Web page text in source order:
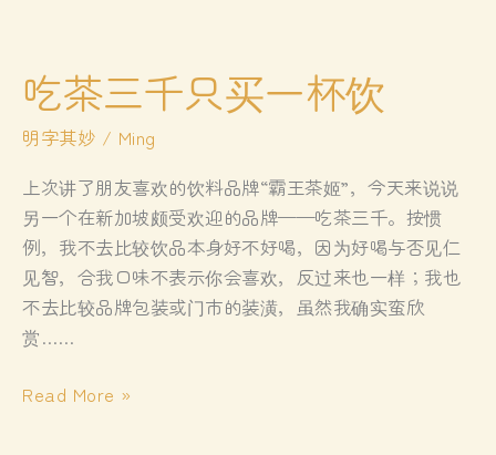
孝
亲
故
吃茶三千只买一杯饮
明字其妙 / Ming
上次讲了朋友喜欢的饮料品牌“霸王茶姬”，今天来说说
另一个在新加坡颇受欢迎的品牌——吃茶三千。按惯
例，我不去比较饮品本身好不好喝，因为好喝与否见仁
见智，合我口味不表示你会喜欢，反过来也一样；我也
不去比较品牌包装或门市的装潢，虽然我确实蛮欣
赏……
吃
Read More »